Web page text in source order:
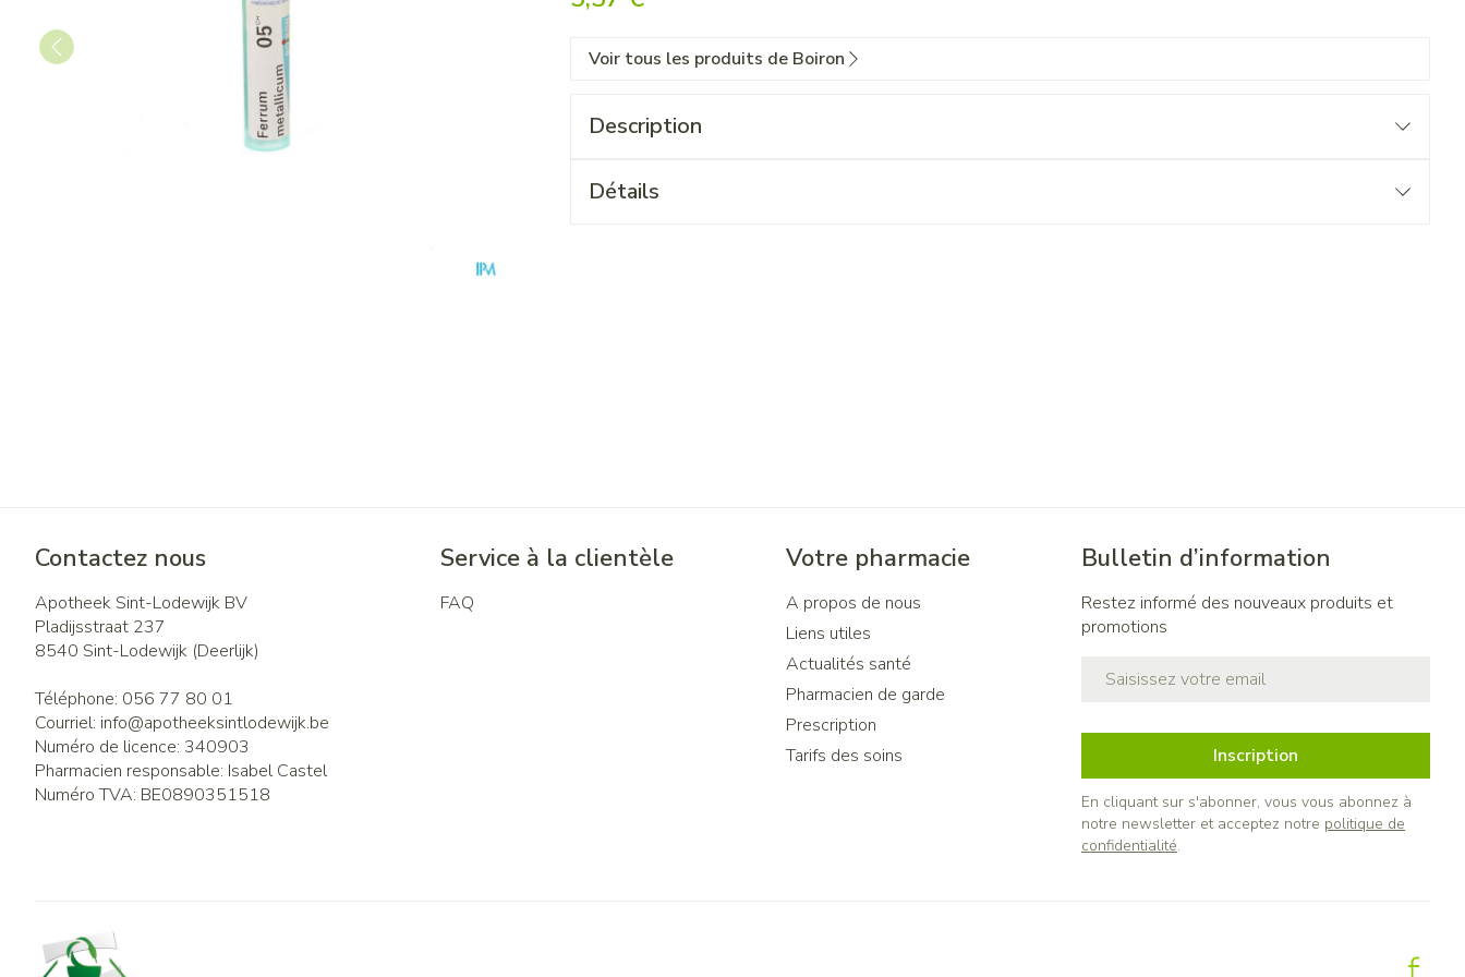
Voir tous les produits de Boiron
Description
Détails
Contactez nous
Apotheek Sint-Lodewijk BV
Pladijsstraat 237
8540 Sint-Lodewijk (Deerlijk)
Téléphone: 056 77 80 01
Courriel: info@apotheeksintlodewijk.be
Numéro de licence: 340903
Pharmacien responsable: Isabel Castel
Numéro TVA: BE0890351518
Service à la clientèle
FAQ
Votre pharmacie
A propos de nous
Liens utiles
Actualités santé
Pharmacien de garde
Prescription
Tarifs des soins
Bulletin d’information
Restez informé des nouveaux produits et
promotions
Inscription
En cliquant sur s'abonner, vous vous abonnez à
notre newsletter et acceptez notre politique de
confidentialité.